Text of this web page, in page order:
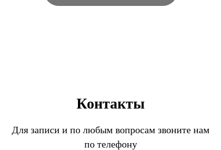
Контакты
Для записи и по любым вопросам звоните нам
по телефону